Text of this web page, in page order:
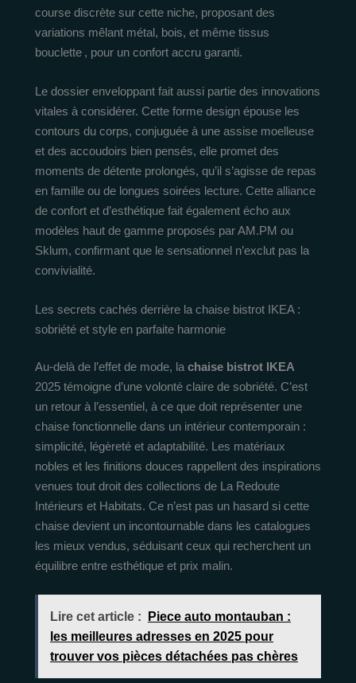
course discrète sur cette niche, proposant des
variations mêlant métal, bois, et même tissus
bouclette , pour un confort accru garanti.
Le dossier enveloppant fait aussi partie des innovations
vitales à considérer. Cette forme design épouse les
contours du corps, conjuguée à une assise moelleuse
et des accoudoirs bien pensés, elle promet des
moments de détente prolongés, qu’il s’agisse de repas
en famille ou de longues soirées lecture. Cette alliance
de confort et d’esthétique fait également écho aux
modèles haut de gamme proposés par AM.PM ou
Sklum, confirmant que le sensationnel n’exclut pas la
convivialité.
Les secrets cachés derrière la chaise bistrot IKEA :
sobriété et style en parfaite harmonie
Au-delà de l’effet de mode, lachaise bistrot IKEA
2025 témoigne d’une volonté claire de sobriété. C’est
un retour à l’essentiel, à ce que doit représenter une
chaise fonctionnelle dans un intérieur contemporain :
simplicité, légèreté et adaptabilité. Les matériaux
nobles et les finitions douces rappellent des inspirations
venues tout droit des collections de La Redoute
Intérieurs et Habitats. Ce n’est pas un hasard si cette
chaise devient un incontournable dans les catalogues
les mieux vendus, séduisant ceux qui recherchent un
équilibre entre esthétique et prix malin.
Lire cet article :
Piece auto montauban :
les meilleures adresses en 2025 pour
trouver vos pièces détachées pas chères